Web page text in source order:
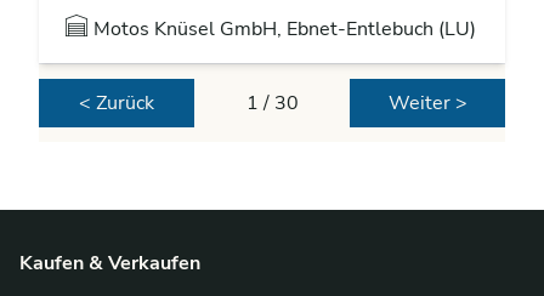
Motos Knüsel GmbH, Ebnet-Entlebuch (LU)
< Zurück 1 / 30 Weiter >
Kaufen & Verkaufen